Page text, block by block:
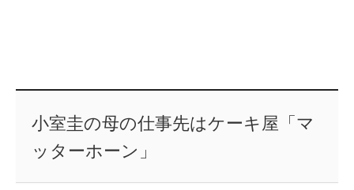
小室圭の母の仕事先はケーキ屋「マ
ッターホーン」